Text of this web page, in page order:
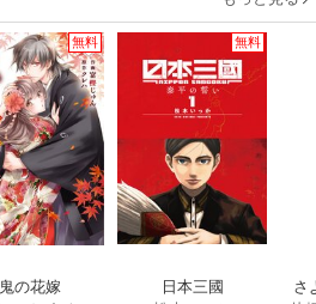
無料
鬼の花嫁
無料
日本三國
さ